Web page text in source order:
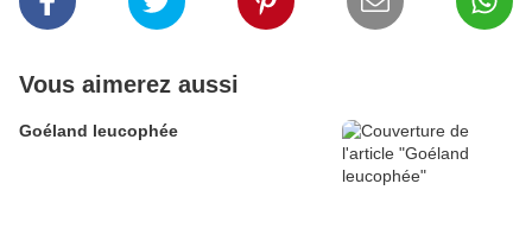
Vous aimerez aussi
Goéland leucophée